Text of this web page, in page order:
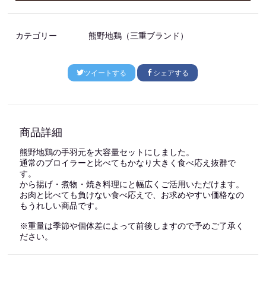
カテゴリー 熊野地鶏（三重ブランド）
ツイートする シェアする
商品詳細
熊野地鶏の手羽元を大容量セットにしました。
通常のブロイラーと比べてもかなり大きく食べ応え抜群で
す。
から揚げ・煮物・焼き料理にと幅広くご活用いただけます。
お肉と比べても負けない食べ応えで、お求めやすい価格なの
もうれしい商品です。
※重量は季節や個体差によって前後しますので予めご了承く
ださい。